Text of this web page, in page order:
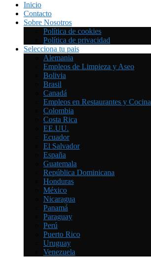
Inicio
Contacto
Sobre Nosotros
Política de cookies
Política de privacidad
Selecciona tu pais
Alemania
Empleos de Limpieza y Aseo
Bolivia
Brasil
Canadá
Empleos en Restaurantes y Cocina
Colombia
Costa Rica
EE.UU.
Ecuador
El Salvador
España
Guatemala
República Dominicana
Honduras
México
Nicaragua
Panamá
Paraguay
Perú
Puerto Rico
Uruguay
Venezuela